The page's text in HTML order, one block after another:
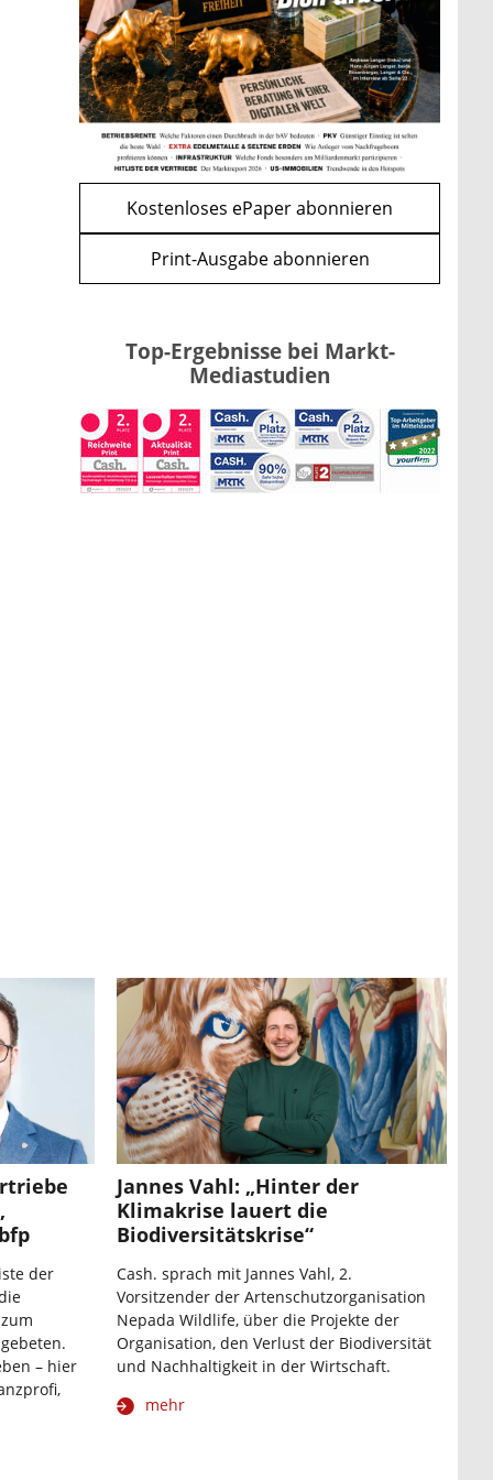
WEITERE ARTIKEL
zurückweiter
Bitcoin im Wartemodus: Fed
und CLARITY Act geben die
Richtung vor
mehr
Kostenloses ePaper abonnieren
Print-Ausgabe abonnieren
Top-Ergebnisse bei Markt-
Mediastudien
der
– hier
Jannes Vahl: „Hinter der
Klimakrise lauert die
Biodiversitätskrise“
Cash. sprach mit Jannes Vahl, 2.
Vorsitzender der Artenschutzorganisation
Nepada Wildlife, über die Projekte der
Organisation, den Verlust der Biodiversität
und Nachhaltigkeit in der Wirtschaft.
mehr